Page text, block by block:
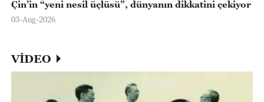
Çin’in “yeni nesil üçlüsü”, dünyanın dikkatini çekiyor
03-Aug-2026
VİDEO